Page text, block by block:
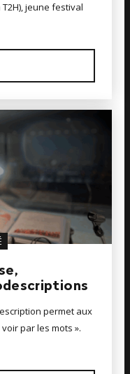
jeune festival
permet aux
par les mots ».